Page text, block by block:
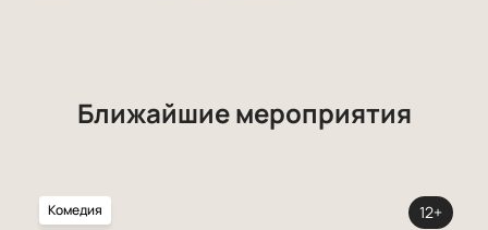
Ближайшие мероприятия
Комедия
12+